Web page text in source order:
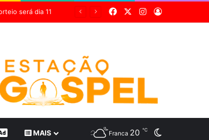
FacebookInstagram
Entrar
CONTEÚDO DE MARCA
MAIS Franca 20 ℃